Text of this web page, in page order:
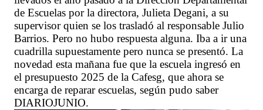
de Escuelas por la directora, Julieta Degani, a su
supervisor quien se los trasladó al responsable Julio
Barrios. Pero no hubo respuesta alguna. Iba a ir una
cuadrilla supuestamente pero nunca se presentó. La
novedad esta mañana fue que la escuela ingresó en
el presupuesto 2025 de la Cafesg, que ahora se
encarga de reparar escuelas, según pudo saber
DIARIOJUNIO.